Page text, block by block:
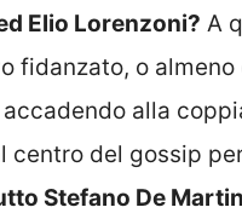
Elio Lorenzoni? A
fidanzato, o
alla
centro del gossip
Stefano De